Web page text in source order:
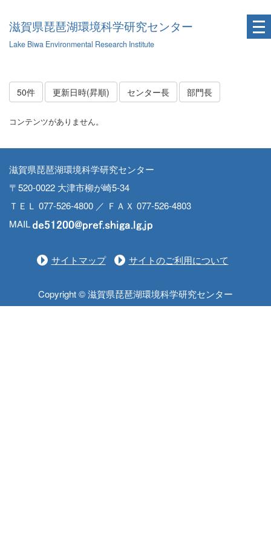
滋賀県琵琶湖環境科学研究センター
Lake Biwa Environmental Research Institute
50件 更新日時(昇順) センター長 部門長
コンテンツがありません。
滋賀県琵琶湖環境科学研究センター
〒520-0022 大津市柳が崎5-34
ＴＥＬ 077-526-4800 ／ ＦＡＸ 077-526-4803
MAIL
サイトマップ サイトのご利用について
Copyright © 滋賀県琵琶湖環境科学研究センター